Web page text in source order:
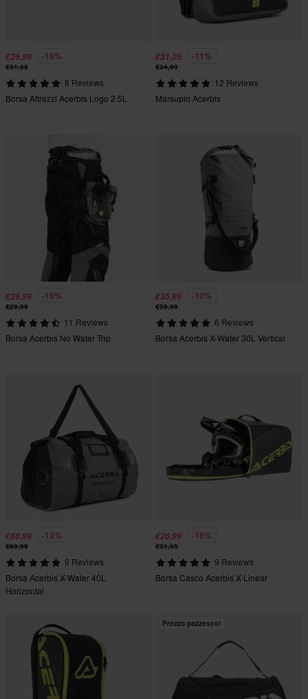
€26,99 -16%
€31,99
8 Reviews
Borsa Attrezzi Acerbis Logo 2.5L
€31,05 -11%
€34,99
12 Reviews
Marsupio Acerbis
€26,99 -10%
€29,99
11 Reviews
Borsa Acerbis No Water Trip
€35,99 -10%
€39,99
6 Reviews
Borsa Acerbis X-Water 30L Vertical
€60,99 -13%
€69,99
9 Reviews
Borsa Acerbis X-Water 40L
Horizontal
€26,99 -16%
€31,95
9 Reviews
Borsa Casco Acerbis X-Linear
Prezzo pazzesco!